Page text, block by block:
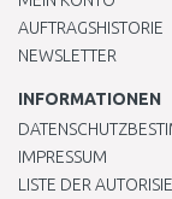
AUFTRAGSHISTORIE
NEWSLETTER
INFORMATIONEN
IMPRESSUM
LISTE DER